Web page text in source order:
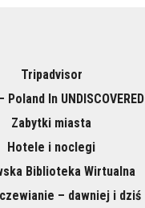
Tripadvisor
Poland In UNDISCOVERED
Zabytki miasta
Hotele i noclegi
Biblioteka Wirtualna
– dawniej i dziś